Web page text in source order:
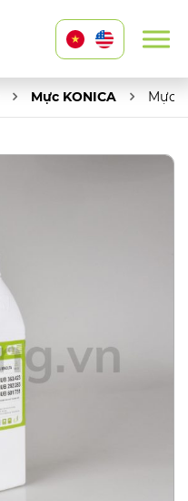
Mực KONICA Mực